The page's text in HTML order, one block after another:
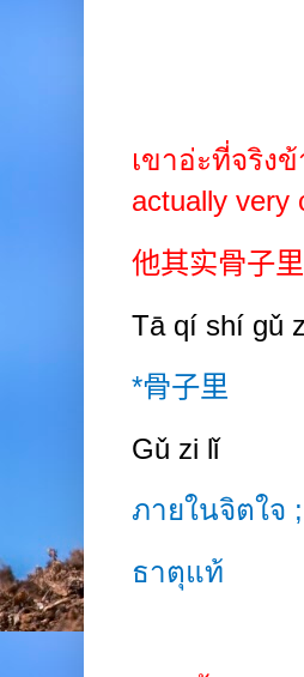
เขาอ่ะที่จริง
actually very
他其实骨子里
Tā qí shí gǔ
*骨子里
Gǔ zi lǐ
ภายในจิตใจ ;
ธาตุแท้